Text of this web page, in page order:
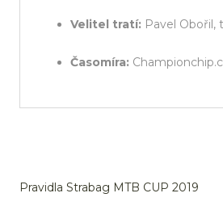
Velitel tratí: Pavel Obořil,
Časomíra:
Pravidla Strabag MTB CUP 2019